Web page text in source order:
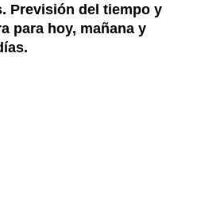
Previsión del tiempo y
para hoy, mañana y